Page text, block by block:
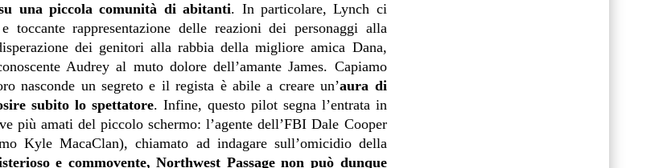
una piccola comunità di abitanti. In particolare, Lynch ci
toccante rappresentazione delle reazioni dei personaggi alla
dei genitori alla rabbia della migliore amica Dana,
Audrey al muto dolore dell’amante James. Capiamo
nasconde un segreto e il regista è abile a creare un’aura di
subito lo spettatore. Infine, questo pilot segna l’entrata in
più amati del piccolo schermo: l’agente dell’FBI Dale Cooper
Kyle MacaClan), chiamato ad indagare sull’omicidio della
e commovente, Northwest Passage non può dunque